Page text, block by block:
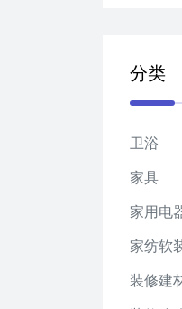
分类
卫浴
家具
家用电
家纺软
装修建